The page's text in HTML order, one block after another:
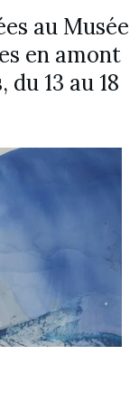
au Musée
en amont
13 au 18